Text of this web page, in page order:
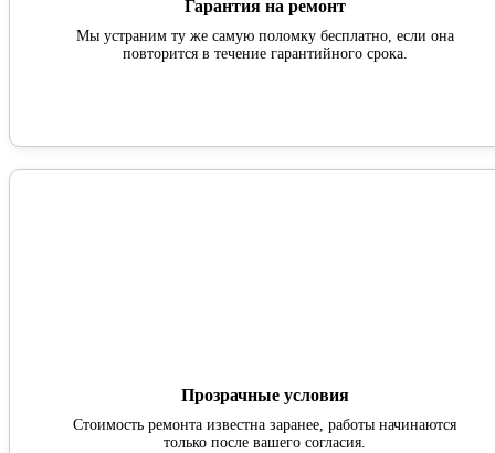
Гарантия на ремонт
Мы устраним ту же самую поломку бесплатно, если она
повторится в течение гарантийного срока.
Прозрачные условия
Стоимость ремонта известна заранее, работы начинаются
только после вашего согласия.